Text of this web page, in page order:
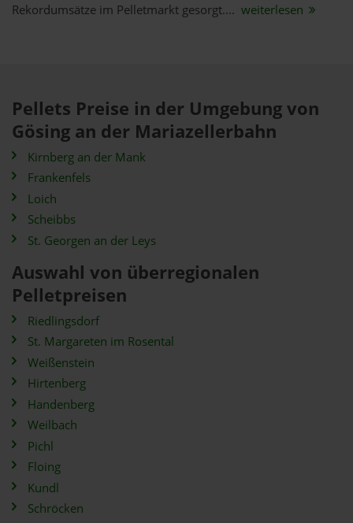
Rekordumsätze im Pelletmarkt gesorgt.... weiterlesen
Pellets Preise in der Umgebung von
Gösing an der Mariazellerbahn
Kirnberg an der Mank
Frankenfels
Loich
Scheibbs
St. Georgen an der Leys
Auswahl von überregionalen
Pelletpreisen
Riedlingsdorf
St. Margareten im Rosental
Weißenstein
Hirtenberg
Handenberg
Weilbach
Pichl
Floing
Kundl
Schröcken